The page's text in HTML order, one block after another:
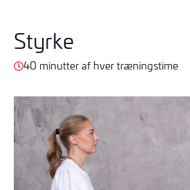
Styrke
40 minutter af hver træningstime